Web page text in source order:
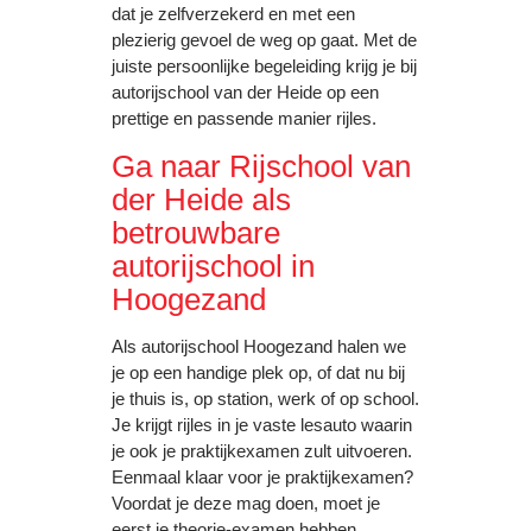
dat je zelfverzekerd en met een
plezierig gevoel de weg op gaat. Met de
juiste persoonlijke begeleiding krijg je bij
autorijschool van der Heide op een
prettige en passende manier rijles.
Ga naar Rijschool van
der Heide als
betrouwbare
autorijschool in
Hoogezand
Als autorijschool Hoogezand halen we
je op een handige plek op, of dat nu bij
je thuis is, op station, werk of op school.
Je krijgt rijles in je vaste lesauto waarin
je ook je praktijkexamen zult uitvoeren.
Eenmaal klaar voor je praktijkexamen?
Voordat je deze mag doen, moet je